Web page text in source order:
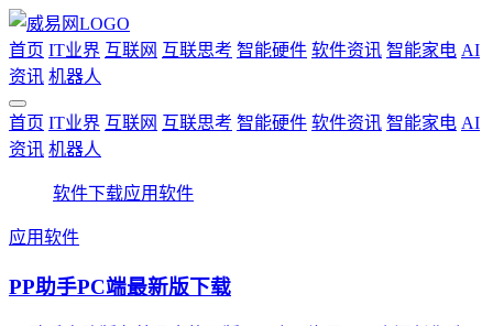
首页 IT业界 互联网 互联思考 智能硬件 软件资讯 智能家电 AI
资讯 机器人
首页 IT业界 互联网 互联思考 智能硬件 软件资讯 智能家电 AI
资讯 机器人
软件下载应用软件
应用软件
PP助手PC端最新版下载